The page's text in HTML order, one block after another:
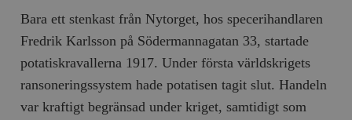
Bara ett stenkast från Nytorget, hos specerihandlaren
Fredrik Karlsson på Södermannagatan 33, startade
potatiskravallerna 1917. Under första världskrigets
ransoneringssystem hade potatisen tagit slut. Handeln
var kraftigt begränsad under kriget, samtidigt som